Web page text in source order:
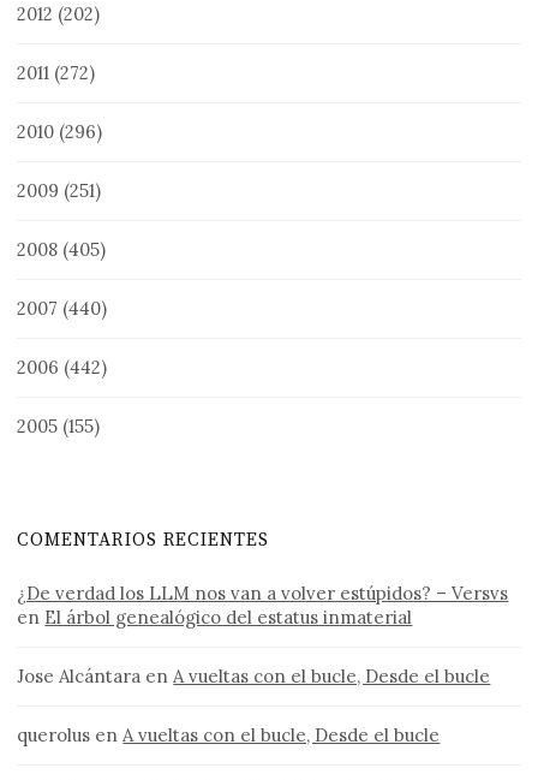
2012 (202)
2011 (272)
2010 (296)
2009 (251)
2008 (405)
2007 (440)
2006 (442)
2005 (155)
COMENTARIOS RECIENTES
¿De verdad los LLM nos van a volver estúpidos? – Versvs
en El árbol genealógico del estatus inmaterial
Jose Alcántara en A vueltas con el bucle, Desde el bucle
querolus en A vueltas con el bucle, Desde el bucle